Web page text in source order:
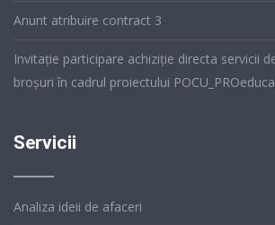
Anunt atribuire contract 3
Invitație participare achiziție directa servicii
broșuri în cadrul proiectului
Servicii
Analiza ideii de afaceri